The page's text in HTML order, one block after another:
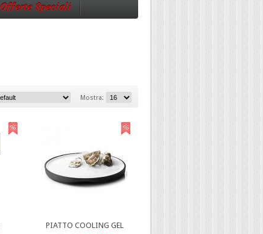
Offerte Speciali
Mostra:
PIATTO COOLING GEL